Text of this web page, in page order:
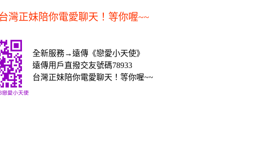
灣正妹陪你電愛聊天！等你喔~~
全新服務→遠傳《戀愛小天使》
遠傳用戶直撥交友號碼78933
台灣正妹陪你電愛聊天！等你喔~~